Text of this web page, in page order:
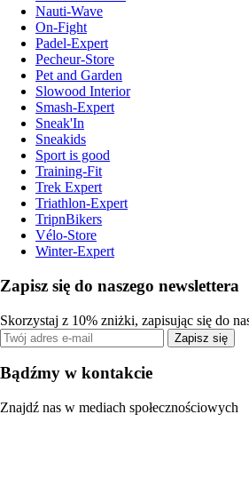
Nauti-Wave
On-Fight
Padel-Expert
Pecheur-Store
Pet and Garden
Slowood Interior
Smash-Expert
Sneak'In
Sneakids
Sport is good
Training-Fit
Trek Expert
Triathlon-Expert
TripnBikers
Vélo-Store
Winter-Expert
Zapisz się do naszego newslettera
Skorzystaj z 10% zniżki, zapisując się do
Zapisz się
Bądźmy w kontakcie
Znajdź nas w mediach społecznościowych